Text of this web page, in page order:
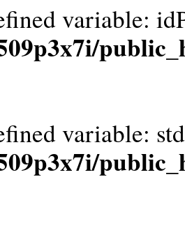
variable:
variable: